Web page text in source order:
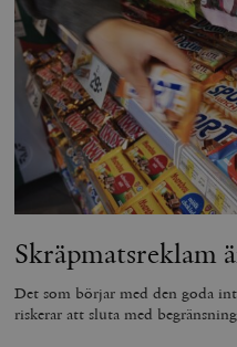
Skräpmats­reklam
Det som börjar med den goda
riskerar att sluta med